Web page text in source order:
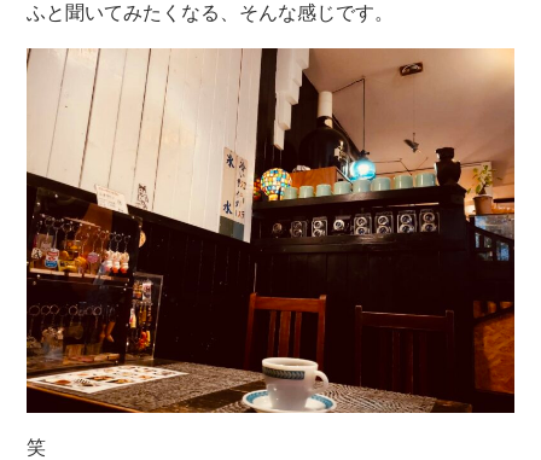
ふと聞いてみたくなる、そんな感じです。
笑